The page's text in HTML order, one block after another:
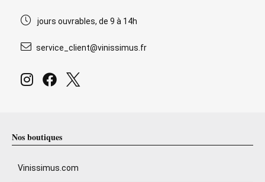
jours ouvrables, de 9 à 14h
service_client@vinissimus.fr
Nos boutiques
Vinissimus.com